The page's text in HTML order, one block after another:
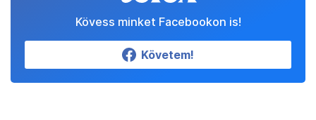
Kövess minket Facebookon is!
Követem!